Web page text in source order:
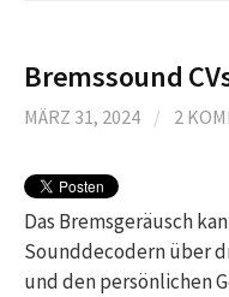
Bremssound
MÄRZ 31, 2024 / 2
Das Bremsgeräusch
Sounddecodern über
und den persönlichen